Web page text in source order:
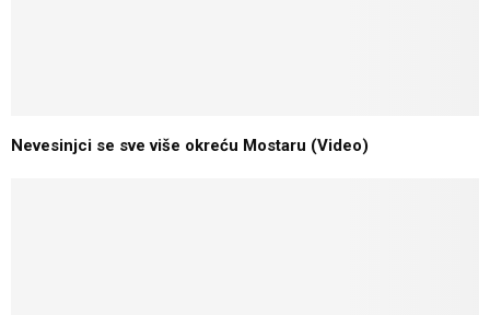
Nevesinjci se sve više okreću Mostaru (Video)